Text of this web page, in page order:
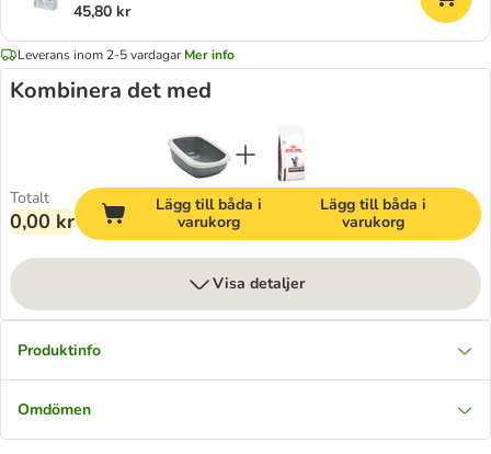
45,80 kr
Leverans inom 2-5 vardagar Mer info
Kombinera det med
Totalt
0,00 kr
Lägg till båda i
varukorg
Lägg till båda i
varukorg
Visa detaljer
Produktinfo
Omdömen